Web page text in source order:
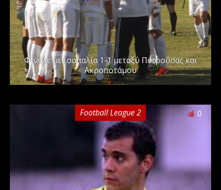
Φινάλε με ισοπαλία 1-1 μεταξύ Πετρούσας και
Ακροποτάμου
Football League 2 0